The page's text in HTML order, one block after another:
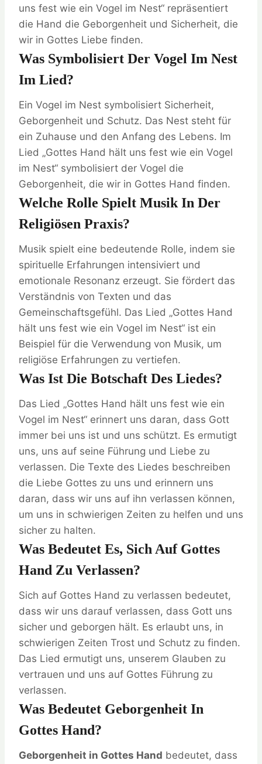
uns fest wie ein Vogel im Nest“ repräsentiert
die Hand die Geborgenheit und Sicherheit, die
wir in Gottes Liebe finden.
Was Symbolisiert Der Vogel Im Nest
Im Lied?
Ein Vogel im Nest symbolisiert Sicherheit,
Geborgenheit und Schutz. Das Nest steht für
ein Zuhause und den Anfang des Lebens. Im
Lied „Gottes Hand hält uns fest wie ein Vogel
im Nest“ symbolisiert der Vogel die
Geborgenheit, die wir in Gottes Hand finden.
Welche Rolle Spielt Musik In Der
Religiösen Praxis?
Musik spielt eine bedeutende Rolle, indem sie
spirituelle Erfahrungen intensiviert und
emotionale Resonanz erzeugt. Sie fördert das
Verständnis von Texten und das
Gemeinschaftsgefühl. Das Lied „Gottes Hand
hält uns fest wie ein Vogel im Nest“ ist ein
Beispiel für die Verwendung von Musik, um
religiöse Erfahrungen zu vertiefen.
Was Ist Die Botschaft Des Liedes?
Das Lied „Gottes Hand hält uns fest wie ein
Vogel im Nest“ erinnert uns daran, dass Gott
immer bei uns ist und uns schützt. Es ermutigt
uns, uns auf seine Führung und Liebe zu
verlassen. Die Texte des Liedes beschreiben
die Liebe Gottes zu uns und erinnern uns
daran, dass wir uns auf ihn verlassen können,
um uns in schwierigen Zeiten zu helfen und uns
sicher zu halten.
Was Bedeutet Es, Sich Auf Gottes
Hand Zu Verlassen?
Sich auf Gottes Hand zu verlassen bedeutet,
dass wir uns darauf verlassen, dass Gott uns
sicher und geborgen hält. Es erlaubt uns, in
schwierigen Zeiten Trost und Schutz zu finden.
Das Lied ermutigt uns, unserem Glauben zu
vertrauen und uns auf Gottes Führung zu
verlassen.
Was Bedeutet Geborgenheit In
Gottes Hand?
Geborgenheit in Gottes Hand bedeutet, dass